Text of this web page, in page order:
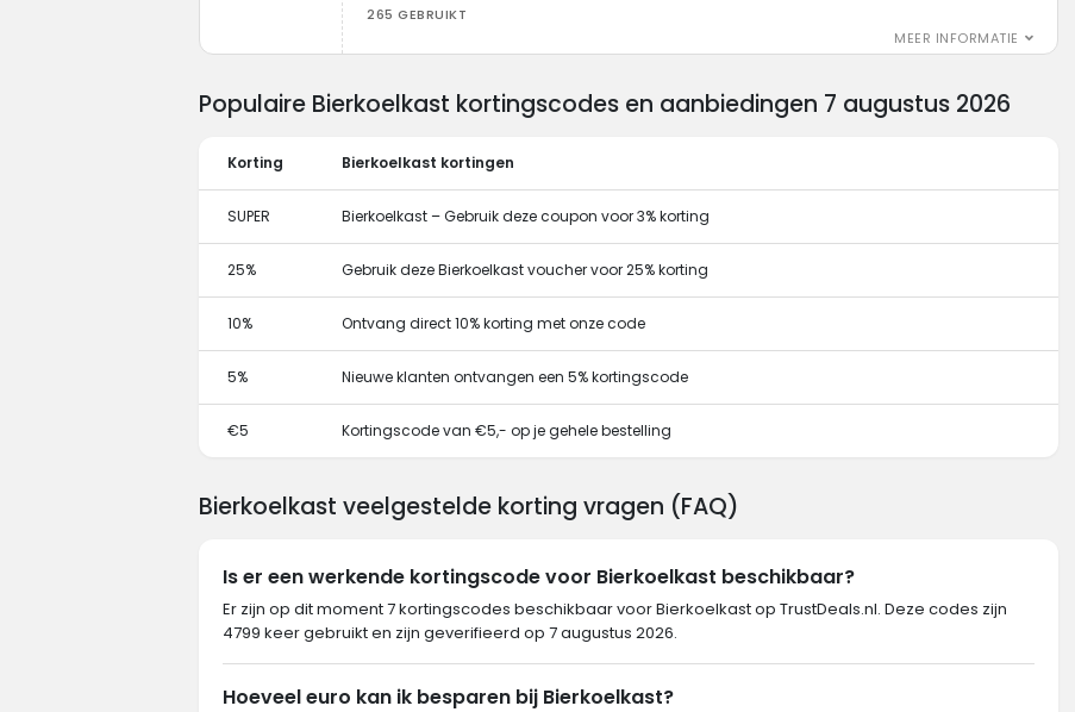
265 GEBRUIKT
MEER INFORMATIE
Populaire Bierkoelkast kortingscodes en aanbiedingen 7 augustus 2026
Korting Bierkoelkast kortingen
SUPER Bierkoelkast – Gebruik deze coupon voor 3% korting
25% Gebruik deze Bierkoelkast voucher voor 25% korting
10% Ontvang direct 10% korting met onze code
5% Nieuwe klanten ontvangen een 5% kortingscode
€5 Kortingscode van €5,- op je gehele bestelling
Bierkoelkast veelgestelde korting vragen (FAQ)
Is er een werkende kortingscode voor Bierkoelkast beschikbaar?
Er zijn op dit moment 7 kortingscodes beschikbaar voor Bierkoelkast op TrustDeals.nl. Deze codes zijn
4799 keer gebruikt en zijn geverifieerd op 7 augustus 2026.
Hoeveel euro kan ik besparen bij Bierkoelkast?